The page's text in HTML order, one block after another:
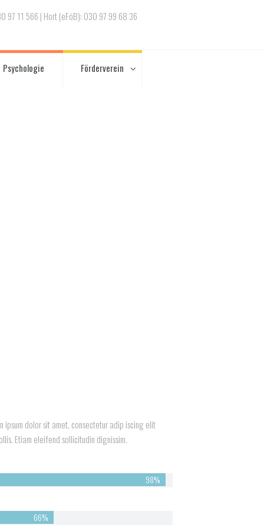
97 11 566 | Hort (eFöB): 030 97 99 68 36
Psychologie Förderverein
ipsum dolor sit amet, consectetur adip iscing elit
Etiam eleifend sollicitudin dignissim.
98%
66%